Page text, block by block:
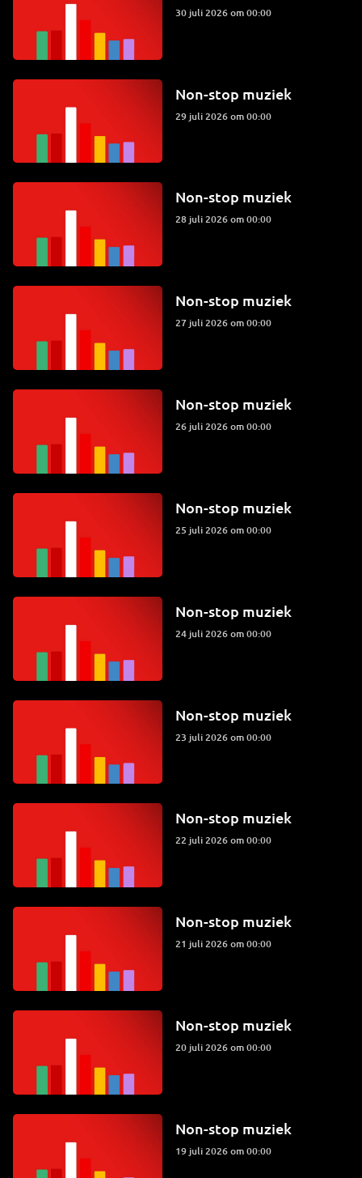
30 juli 2026 om 00:00
Non-stop muziek
29 juli 2026 om 00:00
Non-stop muziek
28 juli 2026 om 00:00
Non-stop muziek
27 juli 2026 om 00:00
Non-stop muziek
26 juli 2026 om 00:00
Non-stop muziek
25 juli 2026 om 00:00
Non-stop muziek
24 juli 2026 om 00:00
Non-stop muziek
23 juli 2026 om 00:00
Non-stop muziek
22 juli 2026 om 00:00
Non-stop muziek
21 juli 2026 om 00:00
Non-stop muziek
20 juli 2026 om 00:00
Non-stop muziek
19 juli 2026 om 00:00